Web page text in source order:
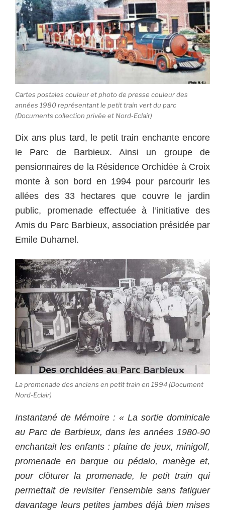
Cartes postales couleur et photo de presse couleur des
années 1980 représentant le petit train vert du parc
(Documents collection privée et Nord-Eclair)
Dix ans plus tard, le petit train enchante encore
le Parc de Barbieux. Ainsi un groupe de
pensionnaires de la Résidence Orchidée à Croix
monte à son bord en 1994 pour parcourir les
allées des 33 hectares que couvre le jardin
public, promenade effectuée à l’initiative des
Amis du Parc Barbieux, association présidée par
Emile Duhamel.
La promenade des anciens en petit train en 1994 (Document
Nord-Eclair)
Instantané de Mémoire : « La sortie dominicale
au Parc de Barbieux, dans les années 1980-90
enchantait les enfants : plaine de jeux, minigolf,
promenade en barque ou pédalo, manège et,
pour clôturer la promenade, le petit train qui
permettait de revisiter l’ensemble sans fatiguer
davantage leurs petites jambes déjà bien mises